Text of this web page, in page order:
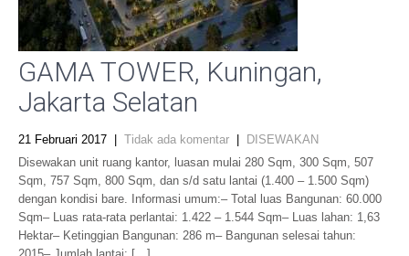
GAMA TOWER, Kuningan,
Jakarta Selatan
21 Februari 2017 Tidak ada komentar
DISEWAKAN
Disewakan unit ruang kantor, luasan mulai 280 Sqm, 300 Sqm, 507
Sqm, 757 Sqm, 800 Sqm, dan s/d satu lantai (1.400 – 1.500 Sqm)
dengan kondisi bare. Informasi umum:– Total luas Bangunan: 60.000
Sqm– Luas rata-rata perlantai: 1.422 – 1.544 Sqm– Luas lahan: 1,63
Hektar– Ketinggian Bangunan: 286 m– Bangunan selesai tahun: